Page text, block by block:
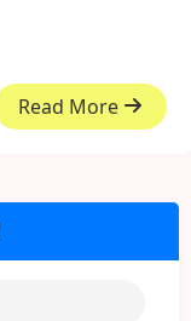
Read More